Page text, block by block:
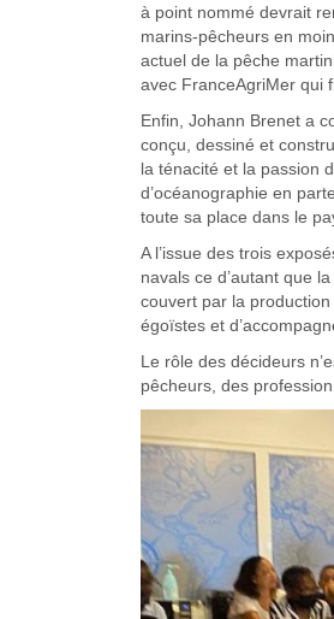
à point nommé devrait
marins-pêcheurs en
actuel de la pêche
avec FranceAgriMer qui
Enfin, Johann Brenet a
conçu, dessiné et
la ténacité et la passion
d’océanographie en
toute sa place dans le
A l’issue des trois
navals ce d’autant que
couvert par la
égoïstes et
Le rôle des décideurs
pêcheurs, des